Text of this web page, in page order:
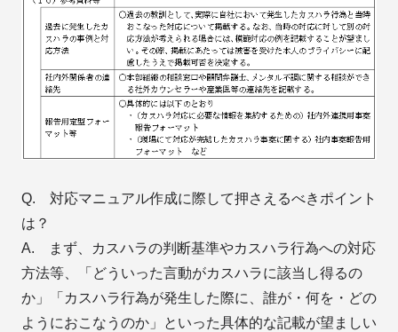
Q. 対応マニュアル作成に際して押さえるべきポイント
は？
A. まず、カスハラの判断基準やカスハラ行為への対応
方法等、「どういった言動がカスハラに該当し得るの
か」「カスハラ行為が発生した際に、誰が・何を・どの
ようにおこなうのか」といった具体的な記載が望ましい